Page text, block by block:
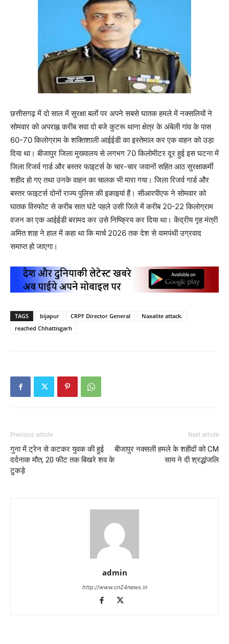
छत्तीसगढ़ में दो साल में सुरक्षा बलों पर अपने सबसे घातक हमले में नक्सलियों ने
सोमवार को अपराह्न करीब सवा दो बजे कुटरू थाना क्षेत्र के अंबेली गांव के पास
60-70 किलोग्राम के शक्तिशाली आईईडी का इस्तेमाल कर एक वाहन को उड़ा
दिया था। बीजापुर जिला मुख्यालय से लगभग 70 किलोमीटर दूर हुई इस घटना में
जिला रिजर्व गार्ड और बस्तर फाइटर्स के चार-चार जवानों सहित आठ सुरक्षाकर्मी
शहीद हो गए तथा उनके वाहन का चालक भी मारा गया। जिला रिजर्व गार्ड और
बस्तर फाइटर्स दोनों राज्य पुलिस की इकाइयां हैं। सीआरपीएफ ने सोमवार को
घातक विस्फोट से करीब सात घंटे पहले उसी जिले में करीब 20-22 किलोग्राम
वजन का एक आईईडी बरामद कर उसे निष्क्रिय कर दिया था। केंद्रीय गृह मंत्री
अमित शाह ने हाल में कहा था कि मार्च 2026 तक देश से वामपंथी उग्रवाद
समाप्त हो जाएगा।
TAGS bijapur CRPF Director General
Naxalite attack.
reached Chhattisgarh
Previous article
गुना में ट्रेन से कटकर युवक की हुई
दर्दनाक मौत, 20 फीट तक बिखरे शव के
टुकड़े
Next article
बीजापुर नक्सली हमले के शहीदों को CM
साय ने दी श्रद्धांजलि
admin
http://www.cn24news.in